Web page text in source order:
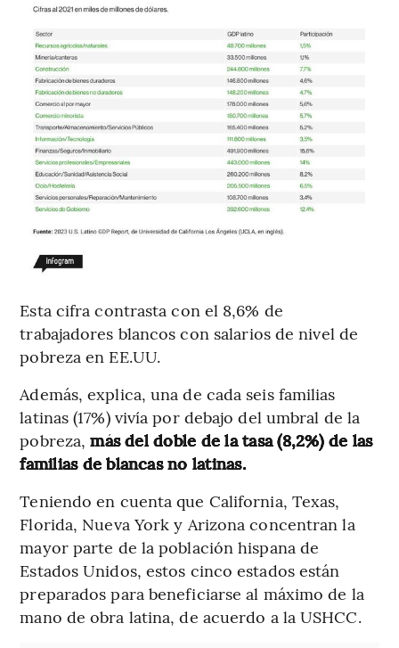
Esta cifra contrasta con el 8,6% de
trabajadores blancos con salarios de nivel de
pobreza en EE.UU.
Además, explica, una de cada seis familias
latinas (17%) vivía por debajo del umbral de la
pobreza,más del doble de la tasa (8,2%) de las
familias de blancas no latinas.
Teniendo en cuenta que California, Texas,
Florida, Nueva York y Arizona concentran la
mayor parte de la población hispana de
Estados Unidos, estos cinco estados están
preparados para beneficiarse al máximo de la
mano de obra latina, de acuerdo a la USHCC.